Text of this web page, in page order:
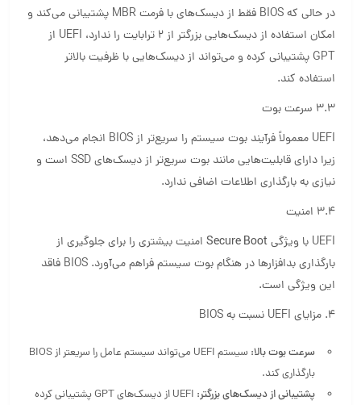
در حالی که BIOS فقط از دیسک‌های با فرمت MBR پشتیبانی می‌کند و
امکان استفاده از دیسک‌هایی بزرگتر از 2 ترابایت را ندارد، UEFI از
GPT پشتیبانی کرده و می‌تواند از دیسک‌هایی با ظرفیت بالاتر
استفاده کند.
3.3 سرعت بوت
UEFI معمولاً فرآیند بوت سیستم را سریع‌تر از BIOS انجام می‌دهد،
زیرا دارای قابلیت‌هایی مانند بوت سریع‌تر از دیسک‌های SSD است و
نیازی به بارگذاری اطلاعات اضافی ندارد.
3.4 امنیت
UEFI با ویژگی
Secure Boot امنیت بیشتری را برای جلوگیری از
بارگذاری بدافزارها در هنگام بوت سیستم فراهم می‌آورد. BIOS فاقد
این ویژگی است.
4. مزایای UEFI نسبت به BIOS
سرعت بوت بالا:
سیستم UEFI می‌تواند سیستم عامل را سریعتر از BIOS
بارگذاری کند.
پشتیبانی از دیسک‌های بزرگتر:
UEFI از دیسک‌های GPT پشتیبانی کرده